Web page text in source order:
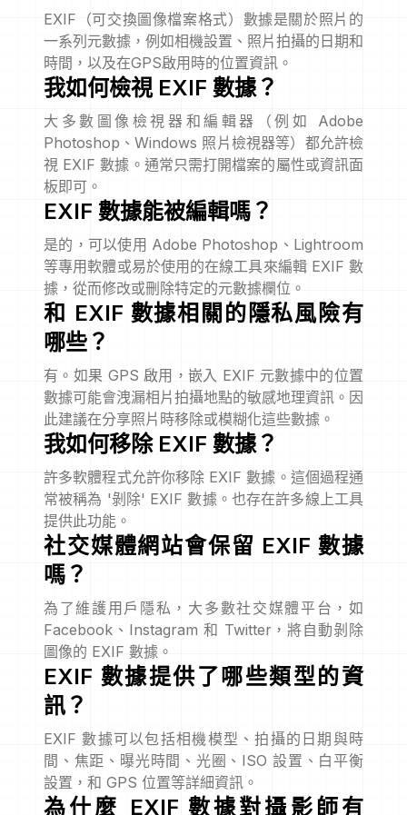
EXIF（可交換圖像檔案格式）數據是關於照片的
一系列元數據，例如相機設置、照片拍攝的日期和
時間，以及在GPS啟用時的位置資訊。
我如何檢視 EXIF 數據？
大多數圖像檢視器和編輯器（例如 Adobe
Photoshop、Windows 照片檢視器等）都允許檢
視 EXIF 數據。通常只需打開檔案的屬性或資訊面
板即可。
EXIF 數據能被編輯嗎？
是的，可以使用 Adobe Photoshop、Lightroom
等專用軟體或易於使用的在線工具來編輯 EXIF 數
據，從而修改或刪除特定的元數據欄位。
和 EXIF 數據相關的隱私風險有
哪些？
有。如果 GPS 啟用，嵌入 EXIF 元數據中的位置
數據可能會洩漏相片拍攝地點的敏感地理資訊。因
此建議在分享照片時移除或模糊化這些數據。
我如何移除 EXIF 數據？
許多軟體程式允許你移除 EXIF 數據。這個過程通
常被稱為 '剝除' EXIF 數據。也存在許多線上工具
提供此功能。
社交媒體網站會保留 EXIF 數據
嗎？
為了維護用戶隱私，大多數社交媒體平台，如
Facebook、Instagram 和 Twitter，將自動剝除
圖像的 EXIF 數據。
EXIF 數據提供了哪些類型的資
訊？
EXIF 數據可以包括相機模型、拍攝的日期與時
間、焦距、曝光時間、光圈、ISO 設置、白平衡
設置，和 GPS 位置等詳細資訊。
為什麼 EXIF 數據對攝影師有